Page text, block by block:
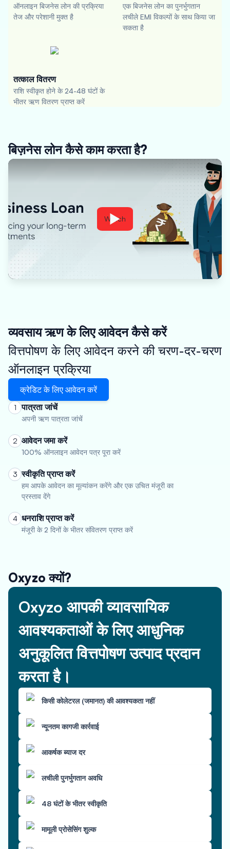
ऑनलाइन बिजनेस लोन की प्रक्रिया
तेज और परेशानी मुक्त है
एक बिजनेस लोन का पुनर्भुगतान
लचीले EMI विकल्पों के साथ किया जा
सकता है
तत्काल वितरण
राशि स्वीकृत होने के 24-48 घंटों के
भीतर ऋण वितरण प्राप्त करें
बिज़नेस लोन कैसे काम करता है?
Watch
व्यवसाय ऋण के लिए आवेदन कैसे करें
वित्तपोषण के लिए आवेदन करने की चरण-दर-चरण
ऑनलाइन प्रक्रिया
क्रेडिट के लिए आवेदन करें
1 पात्रता जांचें
अपनी ऋण पात्रता जांचें
2 आवेदन जमा करें
100% ऑनलाइन आवेदन पत्र पूरा करें
3 स्वीकृति प्राप्त करें
हम आपके आवेदन का मूल्यांकन करेंगे और एक उचित मंजूरी का
प्रस्ताव देंगे
4 धनराशि प्राप्त करें
मंजूरी के 2 दिनों के भीतर संवितरण प्राप्त करें
Oxyzo क्यों?
Oxyzo आपकी व्यावसायिक
आवश्यकताओं के लिए आधुनिक
अनुकूलित वित्तपोषण उत्पाद प्रदान
करता है।
किसी कोलेटरल (जमानत) की आवश्यकता नहीं
न्यूनतम कागजी कार्रवाई
आकर्षक ब्याज दर
लचीली पुनर्भुगतान अवधि
48 घंटों के भीतर स्वीकृति
मामूली प्रोसेसिंग शुल्क